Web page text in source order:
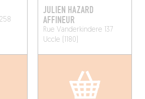
JULIEN HAZARD
AFFINEUR
Rue Vanderkindere 137
Uccle (1180)